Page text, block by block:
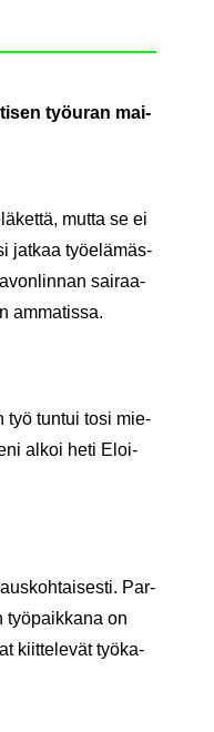
työ­uran mai­
mutta se ei
jat­kaa työ­elä­mäs­
sai­raa­
am­ma­tis­sa.
työ tun­tui tosi mie­
alkoi heti Eloi­
Par­
työ­paik­ka­na on
kiit­te­le­vät työ­ka­